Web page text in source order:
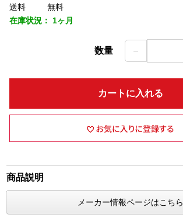
送料
無料
在庫状況： 1ヶ月
数量 －
カートに入れる
商品説明
メーカー情報ページはこちら